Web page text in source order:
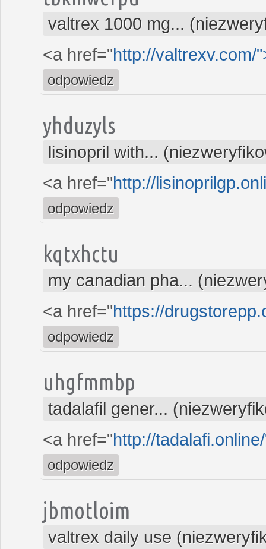
valtrex 1000 mg...
<a href="http://valtrexv.com/
odpowiedz
yhduzyls
lisinopril with...
<a href="http://
odpowiedz
kqtxhctu
my canadian pha...
<a href="https://
odpowiedz
uhgfmmbp
tadalafil gener...
<a href="http://
odpowiedz
jbmotloim
valtrex daily use